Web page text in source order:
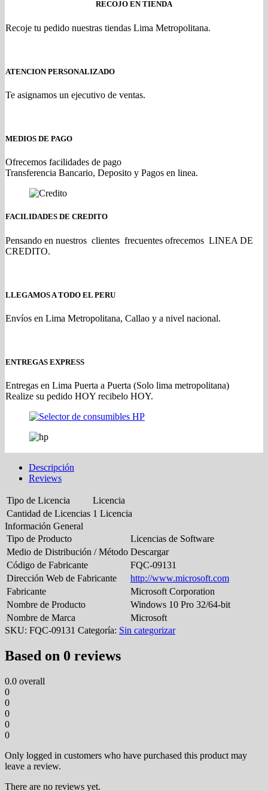
RECOJO EN TIENDA
Recoje tu pedido nuestras tiendas Lima Metropolitana.
ATENCION PERSONALIZADO
Te asignamos un ejecutivo de ventas.
MEDIOS DE PAGO
Ofrecemos facilidades de pago
Transferencia Bancario, Deposito y Pagos en linea.
FACILIDADES DE CREDITO
Pensando en nuestros clientes frecuentes ofrecemos LINEA DE
CREDITO.
LLEGAMOS A TODO EL PERU
Envíos en Lima Metropolitana, Callao y a nivel nacional.
ENTREGAS EXPRESS
Entregas en Lima Puerta a Puerta (Solo lima metropolitana)
Realize su pedido HOY recibelo HOY.
Descripción
Reviews
Tipo de Licencia
Licencia
Cantidad de Licencias 1 Licencia
Información General
Tipo de Producto
Licencias de Software
Medio de Distribución / Método Descargar
Código de Fabricante
FQC-09131
Dirección Web de Fabricante
http://www.microsoft.com
Fabricante
Microsoft Corporation
Nombre de Producto
Windows 10 Pro 32/64-bit
Nombre de Marca
Microsoft
SKU: FQC-09131 Categoría: Sin categorizar
Based on 0 reviews
0.0 overall
0
0
0
0
0
Only logged in customers who have purchased this product may
leave a review.
There are no reviews yet.